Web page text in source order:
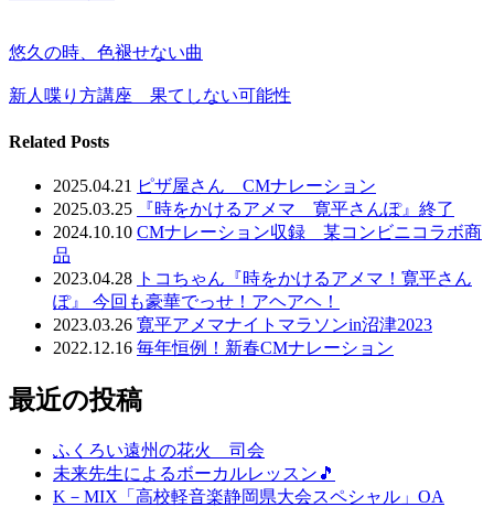
悠久の時、色褪せない曲
新人喋り方講座 果てしない可能性
Related Posts
2025.04.21 ピザ屋さん CMナレーション
2025.03.25
『時をかけるアメマ 寛平さんぽ』終了
2024.10.10 CMナレーション収録 某コンビニコラボ商
品
2023.04.28 トコちゃん『時をかけるアメマ！寛平さん
ぽ』 今回も豪華でっせ！アヘアヘ！
2023.03.26 寛平アメマナイトマラソンin沼津2023
2022.12.16 毎年恒例！新春CMナレーション
最近の投稿
ふくろい遠州の花火 司会
未来先生によるボーカルレッスン🎵
K－MIX「高校軽音楽静岡県大会スペシャル」OA